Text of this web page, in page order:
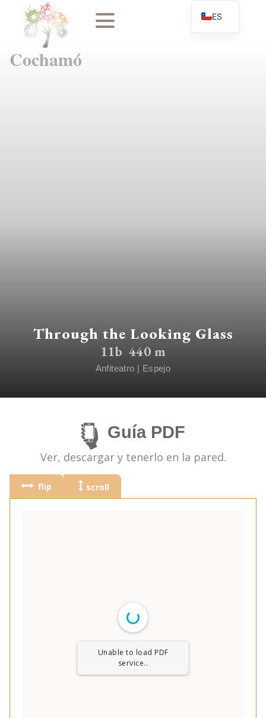
Cochamó
Through the Looking Glass
11b 440 m
Anfiteatro | Espejo
Guía PDF
Ver, descargar y tenerlo en la pared.
flip scroll
Unable to load PDF
service..
ES